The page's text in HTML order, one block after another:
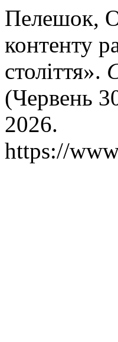
Пелешок,
контенту
століття».
(Червень
2026.
https://